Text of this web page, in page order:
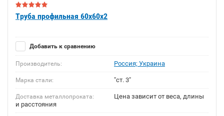
Труба профильная 60х60х2
Добавить к сравнению
Производитель: Россия; Украина
Марка стали: "ст. 3"
Доставка металлопроката:
Цена зависит от веса, длины
и расстояния